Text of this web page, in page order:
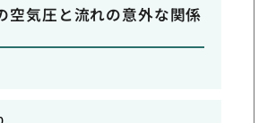
空気圧と流れの意外な関係